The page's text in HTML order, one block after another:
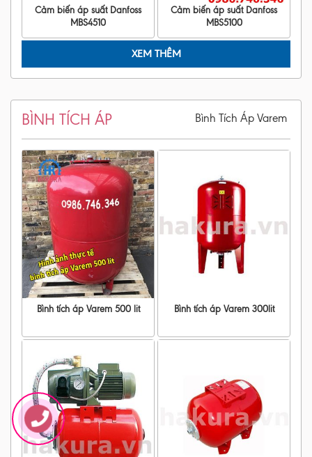
Cảm biến áp suất Danfoss
MBS4510
Cảm biến áp suất Danfoss
MBS5100
XEM THÊM
BÌNH TÍCH ÁP Bình Tích Áp Varem
Bình tích áp Varem 500 lit Bình tích áp Varem 300lit